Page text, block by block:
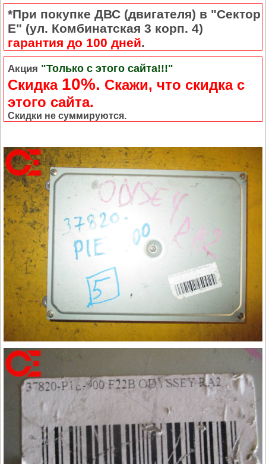
*При покупке ДВС (двигателя) в "Сектор
Е" (ул. Комбинатская 3 корп. 4)
гарантия до 100 дней.
Акция "Только с этого сайта!!!"
Скидка 10%. Cкажи, что скидка с
этого сайта.
Скидки не суммируются.